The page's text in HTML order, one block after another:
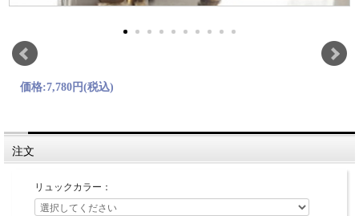
価格:7,780円(税込)
注文
リュックカラー：